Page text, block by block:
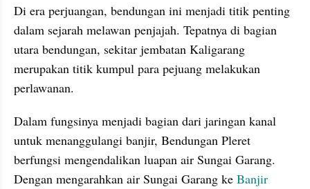
Di era perjuangan, bendungan ini menjadi titik penting
dalam sejarah melawan penjajah. Tepatnya di bagian
utara bendungan, sekitar jembatan Kaligarang
merupakan titik kumpul para pejuang melakukan
perlawanan.
Dalam fungsinya menjadi bagian dari jaringan kanal
untuk menanggulangi banjir, Bendungan Pleret
berfungsi mengendalikan luapan air Sungai Garang.
Dengan mengarahkan air Sungai Garang ke Banjir